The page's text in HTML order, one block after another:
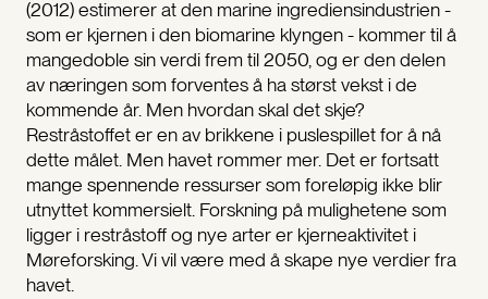
(2012) estimerer at den marine ingrediensindustrien -
som er kjernen i den biomarine klyngen - kommer til å
mangedoble sin verdi frem til 2050, og er den delen
av næringen som forventes å ha størst vekst i de
kommende år. Men hvordan skal det skje?
Restråstoffet er en av brikkene i puslespillet for å nå
dette målet. Men havet rommer mer. Det er fortsatt
mange spennende ressurser som foreløpig ikke blir
utnyttet kommersielt. Forskning på mulighetene som
ligger i restråstoff og nye arter er kjerneaktivitet i
Møreforsking. Vi vil være med å skape nye verdier fra
havet.